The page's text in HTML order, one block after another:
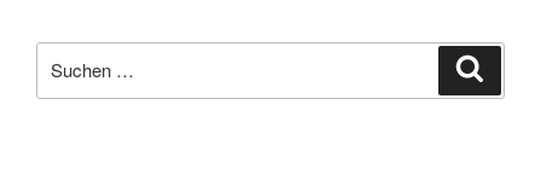
nach: